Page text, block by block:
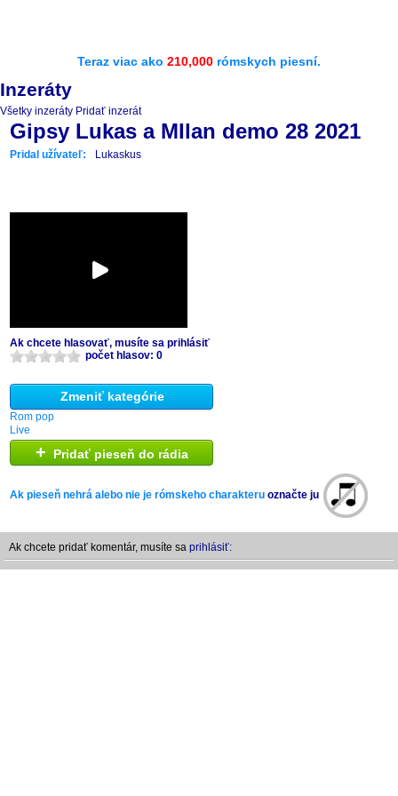
Teraz viac ako 210,000 rómskych piesní.
Inzeráty
Všetky inzeráty Pridať inzerát
Gipsy Lukas a MIlan demo 28 2021
Pridal užívateľ: Lukaskus
Ak chcete hlasovať, musíte sa prihlásiť
počet hlasov: 0
Zmeniť kategórie
Rom pop
Live
+ Pridať pieseň do rádia
Ak pieseň nehrá alebo nie je rómskeho charakteru označte ju
Ak chcete pridať komentár, musíte sa prihlásiť: